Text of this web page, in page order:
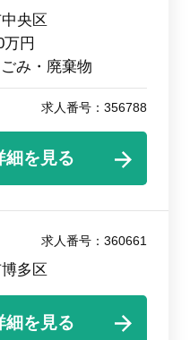
央区
円
ごみ・廃棄物
求人番号：356788
細を見る
求人番号：360661
多区
細を見る